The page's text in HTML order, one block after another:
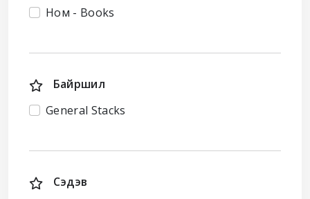
Ном - Books
Байршил
General Stacks
Сэдэв